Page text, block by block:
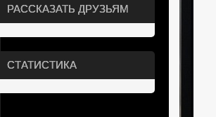
РАССКАЗАТЬ ДРУЗЬЯМ
СТАТИСТИКА